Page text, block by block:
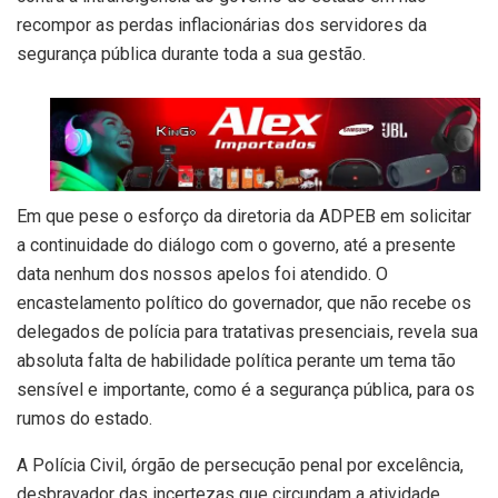
recompor as perdas inflacionárias dos servidores da
segurança pública durante toda a sua gestão.
Em que pese o esforço da diretoria da ADPEB em solicitar
a continuidade do diálogo com o governo, até a presente
data nenhum dos nossos apelos foi atendido. O
encastelamento político do governador, que não recebe os
delegados de polícia para tratativas presenciais, revela sua
absoluta falta de habilidade política perante um tema tão
sensível e importante, como é a segurança pública, para os
rumos do estado.
A Polícia Civil, órgão de persecução penal por excelência,
desbravador das incertezas que circundam a atividade